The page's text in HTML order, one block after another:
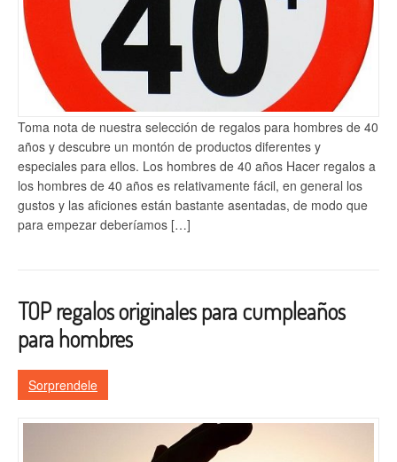
Toma nota de nuestra selección de regalos para hombres de 40
años y descubre un montón de productos diferentes y
especiales para ellos. Los hombres de 40 años Hacer regalos a
los hombres de 40 años es relativamente fácil, en general los
gustos y las aficiones están bastante asentadas, de modo que
para empezar deberíamos […]
TOP regalos originales para cumpleaños
para hombres
Sorprendele